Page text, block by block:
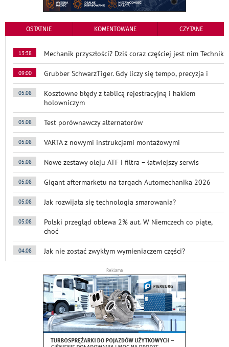
OSTATNIE KOMENTOWANE CZYTANE
13:38 Mechanik przyszłości? Dziś coraz częściej jest nim Technik
09:00 Grubber SchwarzTiger. Gdy liczy się tempo, precyzja i
05.08
Kosztowne błędy z tablicą rejestracyjną i hakiem
holowniczym
05.08 Test porównawczy alternatorów
05.08 VARTA z nowymi instrukcjami montażowymi
05.08 Nowe zestawy oleju ATF i filtra – łatwiejszy serwis
05.08 Gigant aftermarketu na targach Automechanika 2026
05.08 Jak rozwijała się technologia smarowania?
05.08
Polski przegląd oblewa 2% aut. W Niemczech co piąte,
choć
04.08 Jak nie zostać zwykłym wymieniaczem części?
Reklama